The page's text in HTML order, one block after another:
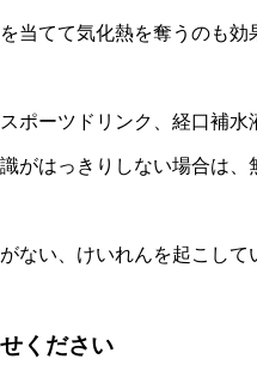
当てて気化熱を奪うのも効
ポーツドリンク、経口補水
がはっきりしない場合は
ない、けいれんを起こし
ください